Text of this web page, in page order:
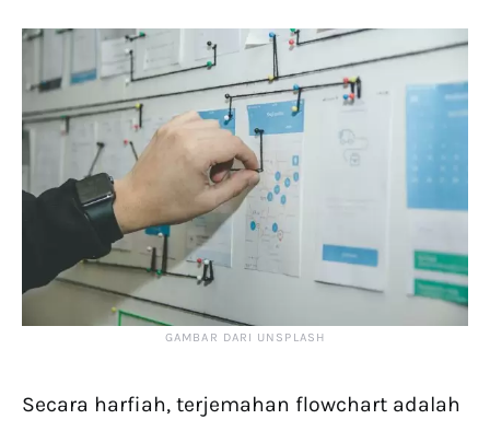
GAMBAR DARI UNSPLASH
Secara harfiah, terjemahan flowchart adalah